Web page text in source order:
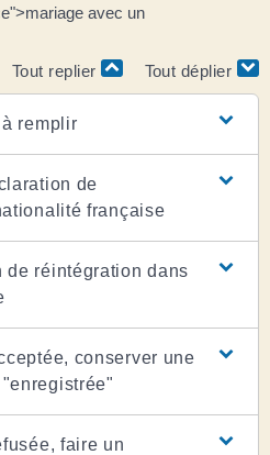
avec un
Tout replier
Tout déplier
remplir
de
française
de réintégration dans
conserver une
faire un